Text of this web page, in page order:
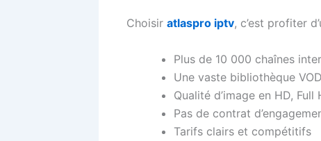
Choisir atlaspro iptv, c’est profiter
Plus de 10 000 chaînes
Une vaste bibliothèque
Qualité d’image en HD, Full
Pas de contrat
Tarifs clairs et compétitifs